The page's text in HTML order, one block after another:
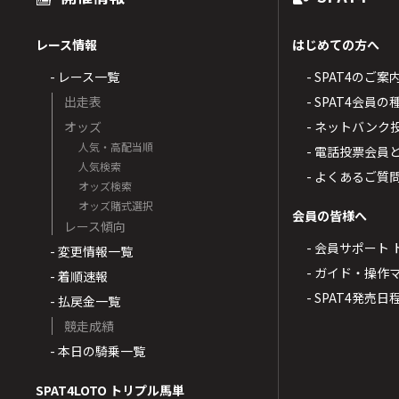
レース情報
- レース一覧
出走表
オッズ
人気・高配当順
人気検索
オッズ検索
オッズ賭式選択
レース傾向
- 変更情報一覧
- 着順速報
- 払戻金一覧
競走成績
- 本日の騎乗一覧
SPAT4LOTO トリプル馬単
はじめての方へ
- SPAT4のご案
- SPAT4会員の
- ネットバンク
- 電話投票会員
- よくあるご質
会員の皆様へ
- 会員サポート
- ガイド・操作
- SPAT4発売日